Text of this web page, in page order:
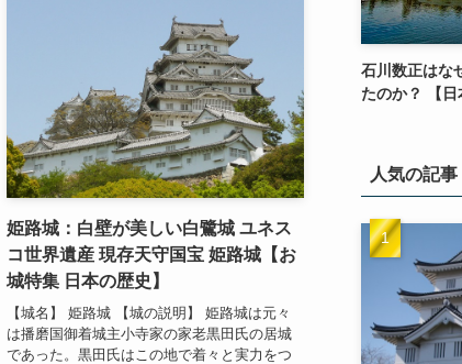
姫路城：白壁が美しい白鷺城 ユネス
コ世界遺産 現存天守国宝 姫路城【お
城特集 日本の歴史】
【城名】 姫路城 【城の説明】 姫路城は元々
は播磨国御着城主小寺家の家老黒田氏の居城
であった。黒田氏はこの地で着々と実力をつ
石川数正はな
たのか？ 【日
人気の記事